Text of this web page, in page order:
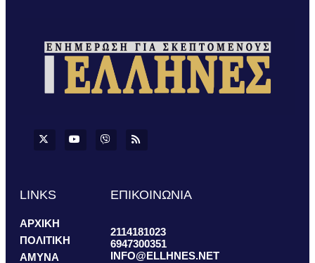
LINKS
ΑΡΧΙΚΗ
ΠΟΛΙΤΙΚΗ
ΑΜΥΝΑ
ΕΠΙΚΟΙΝΩΝΙΑ
2114181023
6947300351
INFO@ELLHNES.NET